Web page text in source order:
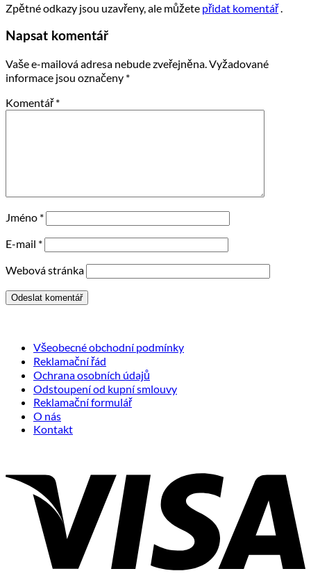
Zpětné odkazy jsou uzavřeny, ale můžete přidat komentář.
Napsat komentář
Vaše e-mailová adresa nebude zveřejněna.Vyžadované
informace jsou označeny *
Komentář*
Jméno *
E-mail *
Webová stránka
Všeobecné obchodní podmínky
Reklamační řád
Ochrana osobních údajů
Odstoupení od kupní smlouvy
Reklamační formulář
O nás
Kontakt